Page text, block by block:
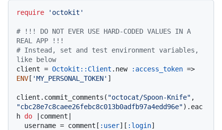
require 'octokit'
# !!! DO NOT EVER USE HARD-CODED VALUES IN A
REAL APP !!!
# Instead, set and test environment variables,
like below
client = Octokit::Client .new :access_token
ENV[ 'MY_PERSONAL_TOKEN' ]
client.commit_comments( "octocat/Spoon-Knife"
"cbc28e7c8caee26febc8c013b0adfb97a4edd96e").eac
h do | comment |
  username = comment[
:user][ :login]